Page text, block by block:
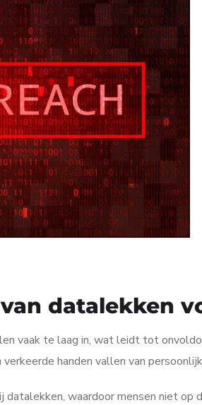
datalekken
vaak te laag in, wat leidt tot
handen vallen van
waardoor mensen niet op